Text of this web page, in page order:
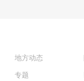
地方动态
专题